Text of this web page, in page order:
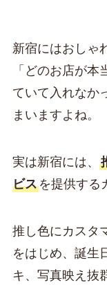
新宿にはおしゃ
「どのお店が
ていて入れなか
まいますよね。
実は新宿には、
ビスを提供する
推し色にカスタ
をはじめ、誕生
キ、写真映え抜